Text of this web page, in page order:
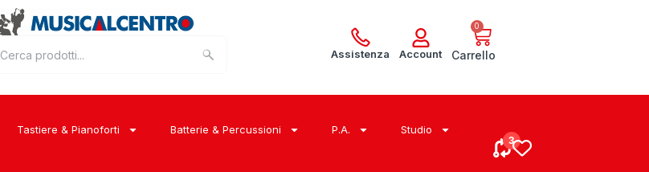
Assistenza Account
0
Carrello
Tastiere & Pianoforti Batterie & Percussioni P.A. Studio